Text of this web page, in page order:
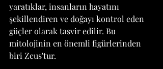
yaratıklar, insanların hayatını
şekillendiren ve doğayı kontrol eden
güçler olarak tasvir edilir. Bu
mitolojinin en önemli figürlerinden
biri Zeus'tur.